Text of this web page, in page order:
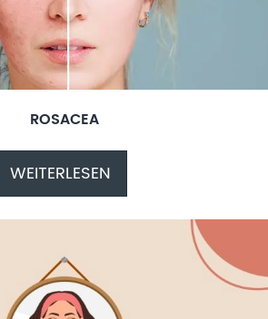
ROSACEA
WEITERLESEN